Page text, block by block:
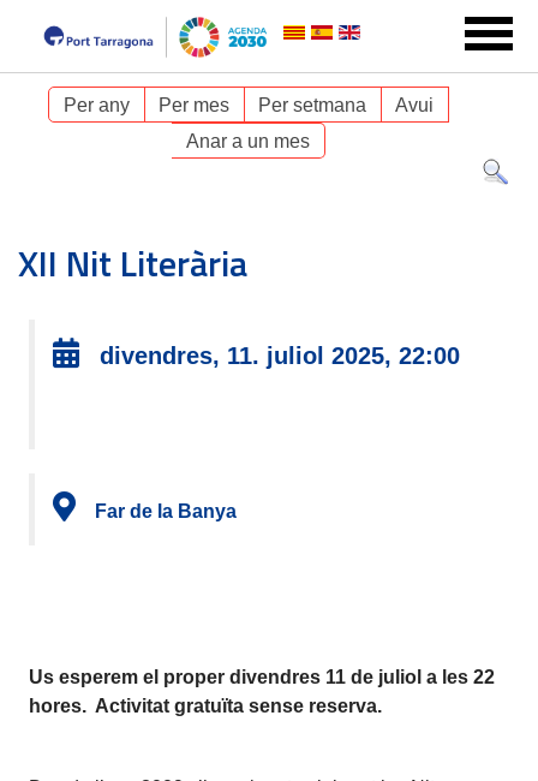
Per any Per mes Per setmana
Avui
Anar a un mes
XII Nit Literària
divendres, 11. juliol 2025, 22:00
Far de la Banya
Us esperem el proper divendres 11 de juliol a les 22
hores. Activitat gratuïta sense reserva.